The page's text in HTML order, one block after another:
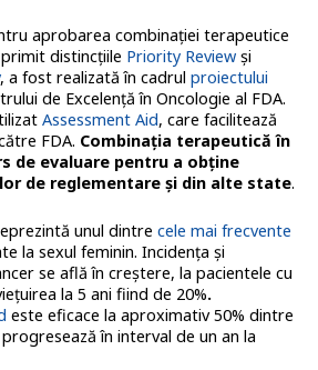
aprobarea combinației terapeutice
distincțiile Priority Reviewși
, a fost realizată în cadrul proiectului
de Excelență în Oncologie al FDA.
Assessment Aid, care facilitează
FDA. Combinația terapeutică în
de evaluare pentru a obține
de reglementare și din alte state.
unul dintre cele mai frecvente
la sexul feminin. Incidenţa şi
se află în creştere, la pacientele cu
la 5 ani fiind de 20%.
este eficace la aproximativ 50% dintre
în interval de un an la